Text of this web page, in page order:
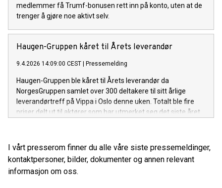
medlemmer få Trumf-bonusen rett inn på konto, uten at de
trenger å gjøre noe aktivt selv.
Haugen-Gruppen kåret til Årets leverandør
9.4.2026 14:09:00 CEST Pressemelding
Haugen-Gruppen ble kåret til Årets leverandør da
NorgesGruppen samlet over 300 deltakere til sitt årlige
leverandørtreff på Vippa i Oslo denne uken. Totalt ble fire
priser delt ut til aktører som har utmerket seg det siste året.
I vårt presserom finner du alle våre siste pressemeldinger,
kontaktpersoner, bilder, dokumenter og annen relevant
informasjon om oss.